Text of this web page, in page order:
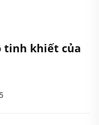
tinh khiết của